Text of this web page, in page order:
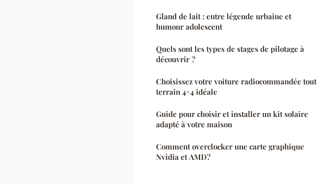
Gland de lait : entre légende urbaine et
humour adolescent
Quels sont les types de stages de pilotage à
découvrir ?
Choisissez votre voiture radiocommandée tout
terrain 4×4 idéale
Guide pour choisir et installer un kit solaire
adapté à votre maison
Comment overclocker une carte graphique
Nvidia et AMD?